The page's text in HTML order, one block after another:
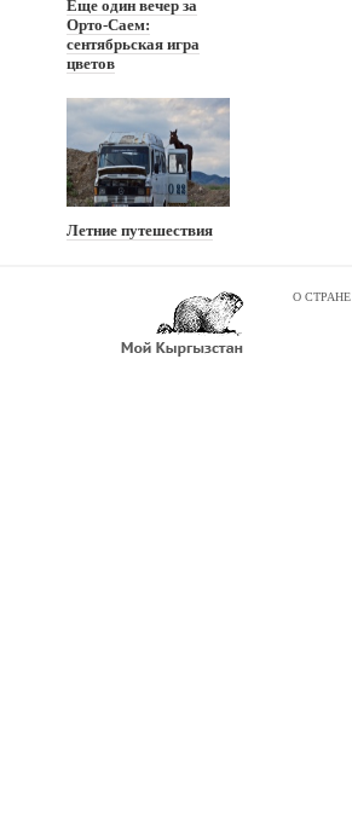
Еще один вечер за
Орто-Саем:
сентябрьская игра
цветов
Летние путешествия
О СТРАНЕ